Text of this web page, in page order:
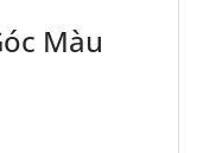
Màu